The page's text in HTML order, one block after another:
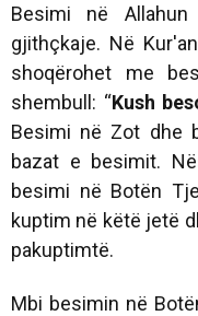
Besimi në
gjithçkaje. Në
shoqërohet me
shembull: “Kush
Besimi në Zot dhe
bazat e besimit.
besimi në Botën
kuptim në këtë jetë
pakuptimtë.
Mbi besimin në